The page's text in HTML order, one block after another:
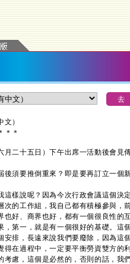
）
＊ ＊
二十五日）下午出席一活動後會見
後須要推倒重來？即是要再訂立一個
這樣說呢？因為今次行政會議這個決
次的工作組，我自己都有積極參與，
也好、商界也好，都有一個很良性的
，第一，就是有一個很好的基礎。這
安排，長遠來說我們要廢除，因為這
得在過程中，一定要平衡勞資雙方的
考慮，這個是必然的，否則的話，我